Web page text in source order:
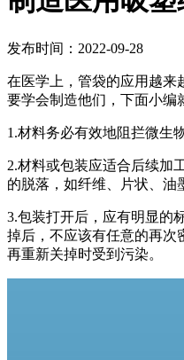
发布时间：2022-09-28
在医学上，管袋的应用越来
要学会制造他们，下面小编
1.材料务必有效地阻拦微生
2.材料或包装应适合后续加
的脱落，如纤维、片状、油
3.包装打开后，应有明显的
掉后，不应该有任意的再次
再重新关掉时受到污染。